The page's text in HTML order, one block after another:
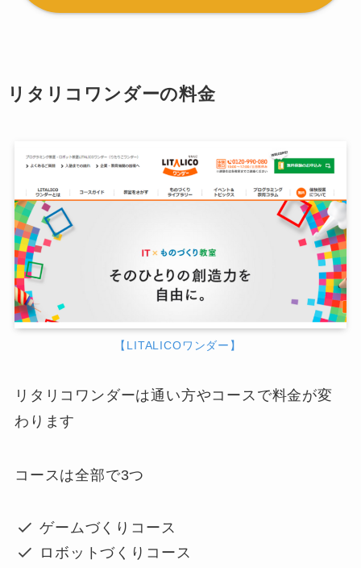
リタリコワンダーの料金
【LITALICOワンダー】
リタリコワンダーは通い方やコースで料金が変
わります
コースは全部で3つ
ゲームづくりコース
ロボットづくりコース